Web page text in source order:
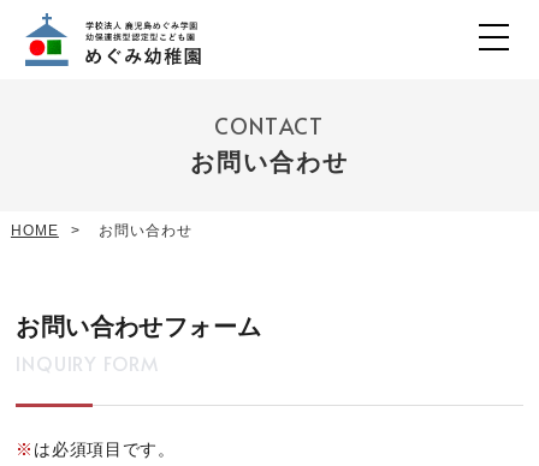
CONTACT
お問い合わせ
HOME お問い合わせ
お問い合わせフォーム
INQUIRY FORM
※ は必須項目です。